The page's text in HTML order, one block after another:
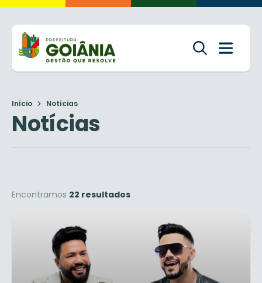
Início Notícias
Notícias
Encontramos 22 resultados